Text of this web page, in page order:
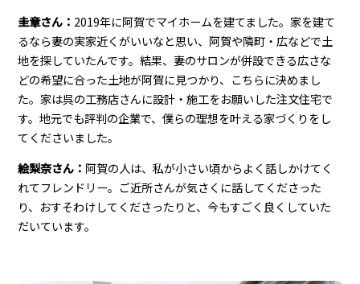
圭章さん： 2019年に阿賀でマイホームを建てました。家を建て
るなら妻の実家近くがいいなと思い、阿賀や隣町・広などで土
地を探していたんです。結果、妻のサロンが併設できる広さな
どの希望に合った土地が阿賀に見つかり、こちらに決めまし
た。家は呉の工務店さんに設計・施工をお願いした注文住宅で
す。地元でも評判の企業で、僕らの理想を叶える家づくりをし
てくださいました。
絵梨奈さん： 阿賀の人は、私が小さい頃からよく話しかけてく
れてフレンドリー。ご近所さんが気さくに話してくださった
り、おすそわけしてくださったりと、今もすごく良くしていた
だいています。